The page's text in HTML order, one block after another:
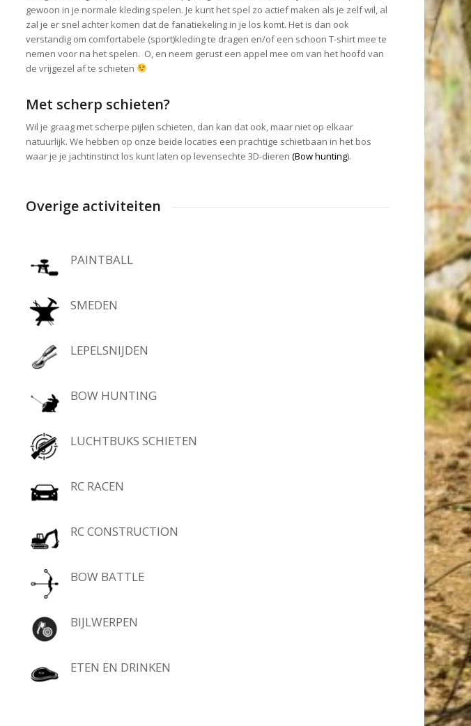
gewoon in je normale kleding spelen. Je kunt het spel zo actief maken als je zelf wil, al
zal je er snel achter komen dat de fanatiekeling in je los komt. Het is dan ook
verstandig om comfortabele (sport)kleding te dragen en/of een schoon T-shirt mee te
nemen voor na het spelen. O, en neem gerust een appel mee om van het hoofd van
de vrijgezel af te schieten
Met scherp schieten?
Wil je graag met scherpe pijlen schieten, dan kan dat ook, maar niet op elkaar
natuurlijk. We hebben op onze beide locaties een prachtige schietbaan in het bos
waar je je jachtinstinct los kunt laten op levensechte 3D-dieren(Bow hunting).
Overige activiteiten
PAINTBALL
SMEDEN
LEPELSNIJDEN
BOW HUNTING
LUCHTBUKS SCHIETEN
RC RACEN
RC CONSTRUCTION
BOW BATTLE
BIJLWERPEN
ETEN EN DRINKEN